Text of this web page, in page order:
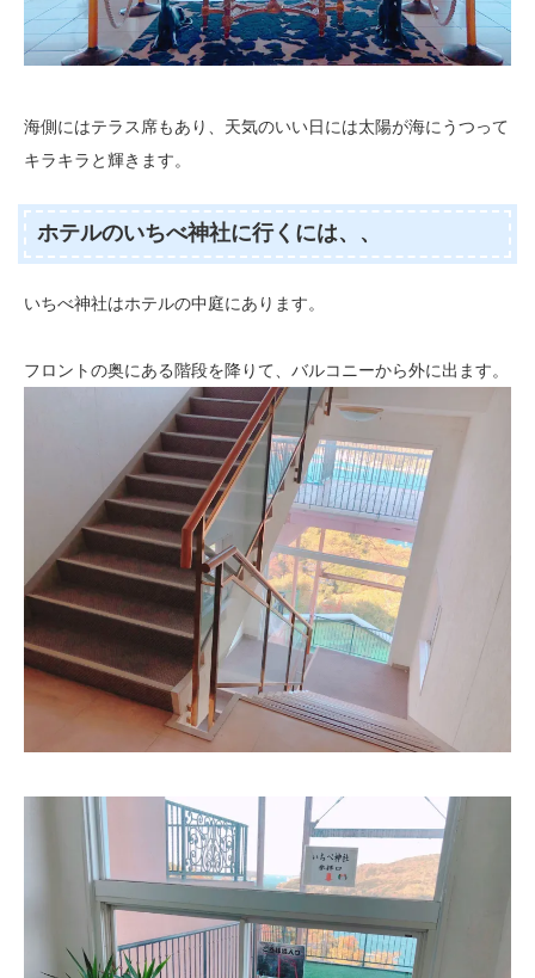
海側にはテラス席もあり、天気のいい日には太陽が海にうつって
キラキラと輝きます。
ホテルのいちべ神社に行くには、、
いちべ神社はホテルの中庭にあります。
フロントの奥にある階段を降りて、バルコニーから外に出ます。